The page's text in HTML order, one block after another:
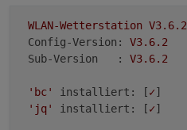
WLAN-Wetterstation V3.6.2
Config-Version:
V3.6.2
Sub-Version   :
V3.6.2
'bc' installiert: [✓]
'jq'
installiert: [✓]